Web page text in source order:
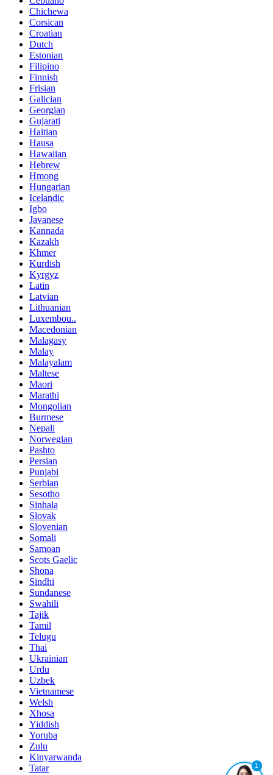
Chichewa
Corsican
Croatian
Dutch
Estonian
Filipino
Finnish
Frisian
Galician
Georgian
Gujarati
Haitian
Hausa
Hawaiian
Hebrew
Hmong
Hungarian
Icelandic
Igbo
Javanese
Kannada
Kazakh
Khmer
Kurdish
Kyrgyz
Latin
Latvian
Lithuanian
Luxembou..
Macedonian
Malagasy
Malay
Malayalam
Maltese
Maori
Marathi
Mongolian
Burmese
Nepali
Norwegian
Pashto
Persian
Punjabi
Serbian
Sesotho
Sinhala
Slovak
Slovenian
Somali
Samoan
Scots Gaelic
Shona
Sindhi
Sundanese
Swahili
Tajik
Tamil
Telugu
Thai
Ukrainian
Urdu
Uzbek
Vietnamese
Welsh
Xhosa
Yiddish
Yoruba
Zulu
Kinyarwanda
Tatar
1